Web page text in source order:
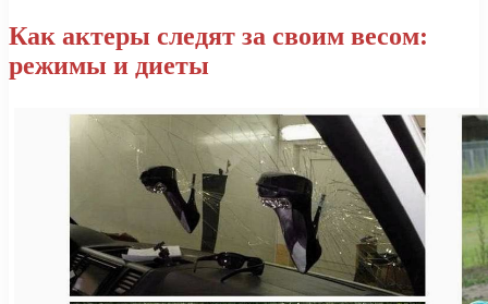
Как актеры следят за своим весом:
режимы и диеты